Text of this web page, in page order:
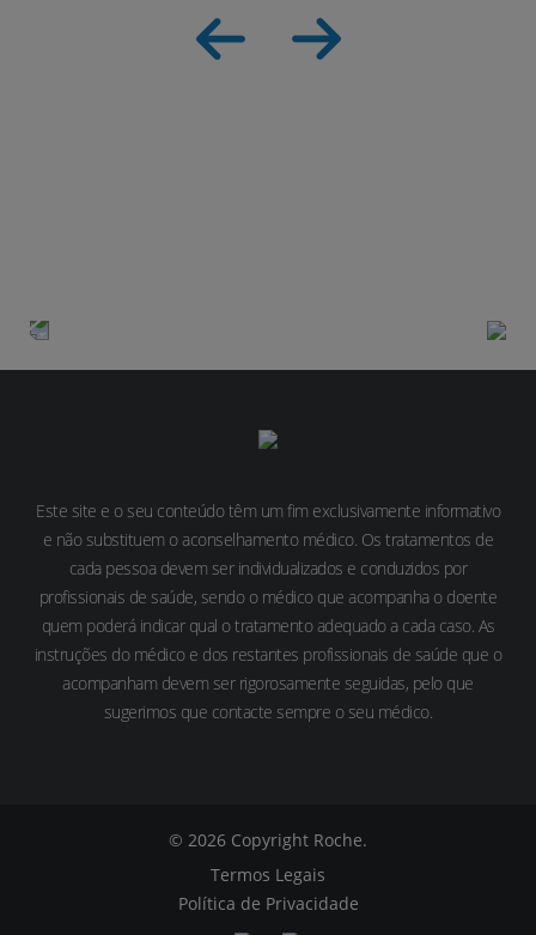
Este site e o seu conteúdo têm um fim exclusivamente informativo
e não substituem o aconselhamento médico. Os tratamentos de
cada pessoa devem ser individualizados e conduzidos por
profissionais de saúde, sendo o médico que acompanha o doente
quem poderá indicar qual o tratamento adequado a cada caso. As
instruções do médico e dos restantes profissionais de saúde que o
acompanham devem ser rigorosamente seguidas, pelo que
sugerimos que contacte sempre o seu médico.
© 2026 Copyright Roche.
Termos Legais
Política de Privacidade